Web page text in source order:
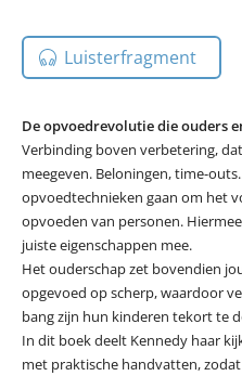
Luisterfragment
De opvoedrevolutie die ouders
Verbinding boven verbetering,
meegeven. Beloningen, time-
opvoedtechnieken gaan om het
opvoeden van personen.
juiste eigenschappen mee.
Het ouderschap zet bovendien
opgevoed op scherp, waardoor
bang zijn hun kinderen tekort te
In dit boek deelt Kennedy haar
met praktische handvatten,